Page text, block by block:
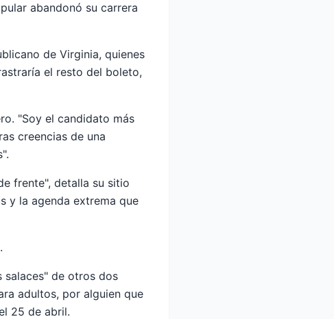
abandonó su carrera
de Virginia, quienes
el resto del boleto,
"Soy el candidato más
creencias de una
frente", detalla su sitio
y la agenda extrema que
salaces" de otros dos
adultos, por alguien que
25 de abril.